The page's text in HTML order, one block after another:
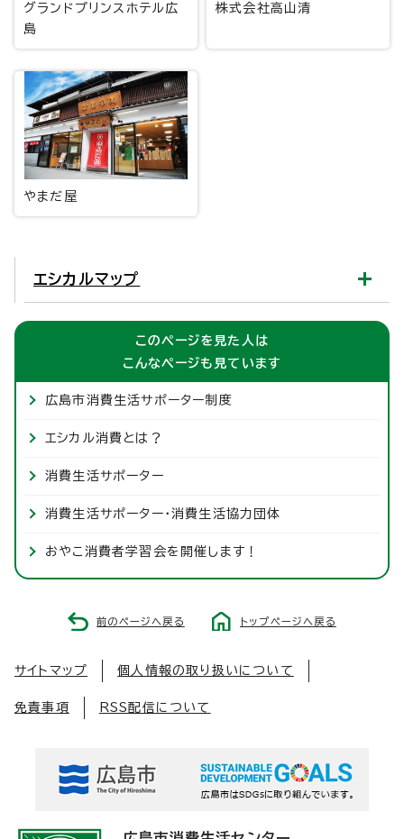
グランドプリンスホテル広
島
株式会社高山清
やまだ屋
エシカルマップ
このページを見た人は
こんなページも見ています
広島市消費生活サポーター制度
エシカル消費とは？
消費生活サポーター
消費生活サポーター・消費生活協力団体
おやこ消費者学習会を開催します！
前のページへ戻る トップページへ戻る
サイトマップ 個人情報の取り扱いについて
免責事項 RSS配信について